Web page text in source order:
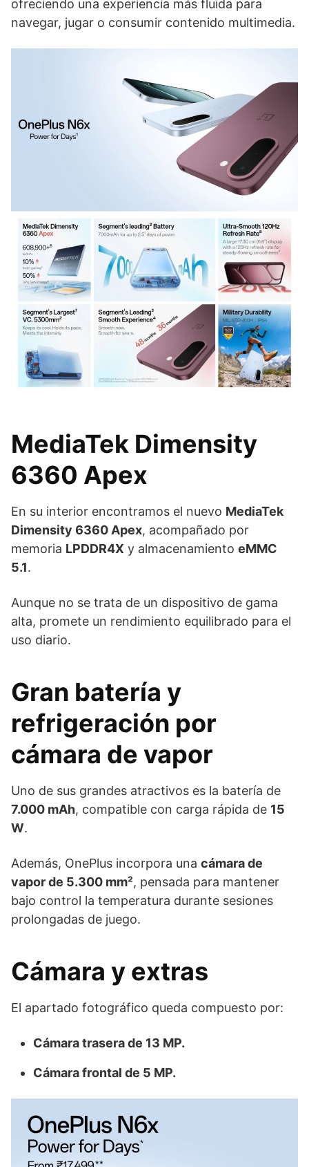
ofreciendo una experiencia más fluida para
navegar, jugar o consumir contenido multimedia.
MediaTek Dimensity
6360 Apex
En su interior encontramos el nuevo MediaTek
Dimensity 6360 Apex, acompañado por
memoria LPDDR4X y almacenamiento eMMC
5.1.
Aunque no se trata de un dispositivo de gama
alta, promete un rendimiento equilibrado para el
uso diario.
Gran batería y
refrigeración por
cámara de vapor
Uno de sus grandes atractivos es la batería de
7.000 mAh, compatible con carga rápida de 15
W.
Además, OnePlus incorpora una cámara de
vapor de 5.300 mm², pensada para mantener
bajo control la temperatura durante sesiones
prolongadas de juego.
Cámara y extras
El apartado fotográfico queda compuesto por:
Cámara trasera de 13 MP.
Cámara frontal de 5 MP.